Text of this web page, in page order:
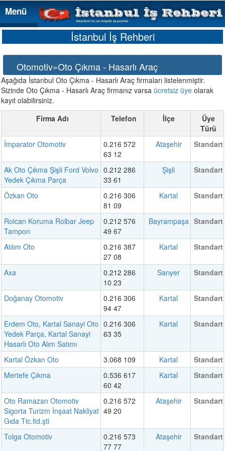
Menü
Menü
İstanbul İş Rehberi
Otomotiv»Oto Çıkma - Hasarlı Araç
Aşağıda İstanbul Oto Çıkma - Hasarlı Araç firmaları listelenmiştir.
Sizinde Oto Çıkma - Hasarlı Araç firmanız varsa ücretsiz üye olarak
kayıt olabilirsiniz.
Firma Adı
Telefon İlçe
Üye
Türü
İmparator Otomotiv
0.216 572
63 12
Ataşehir Standart
Ak Oto Çıkma Şişli Ford Volvo
Yedek Çıkma Parça
0.212 286
33 61
Şişli Standart
Özkan Oto
0.216 306
81 09
Kartal Standart
Rolcan Koruma Rolbar Jeep
Tampon
0.212 576
49 67
Bayrampaşa Standart
Atılım Oto
0.216 387
27 08
Kartal Standart
Axa
0.212 286
10 23
Sarıyer Standart
Doğanay Otomotiv
0.216 306
94 47
Kartal Standart
Erdem Oto, Kartal Sanayi Oto
Yedek Parça, Kartal Sanayi
Hasarlı Oto Alım Satımı
0.216 306
63 35
Kartal Standart
Kartal Özkan Oto 3.068 109 Kartal
Standart
Mertefe Çıkma
0.536 617
60 42
Kartal Standart
Oto Ramazan Otomotiv
Sigorta Turizm İnşaat Nakliyat
Gıda Tic.ltd.şti
0.216 572
49 20
Ataşehir Standart
Tolga Otomotiv
0.216 573
77 77
Ataşehir Standart